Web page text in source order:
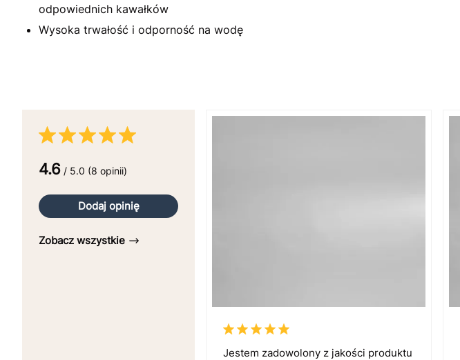
odpowiednich kawałków
Wysoka trwałość i odporność na wodę
4.6 / 5.0 (8 opinii)
Dodaj opinię
Zobacz wszystkie
Jestem zadowolony z jakości produktu